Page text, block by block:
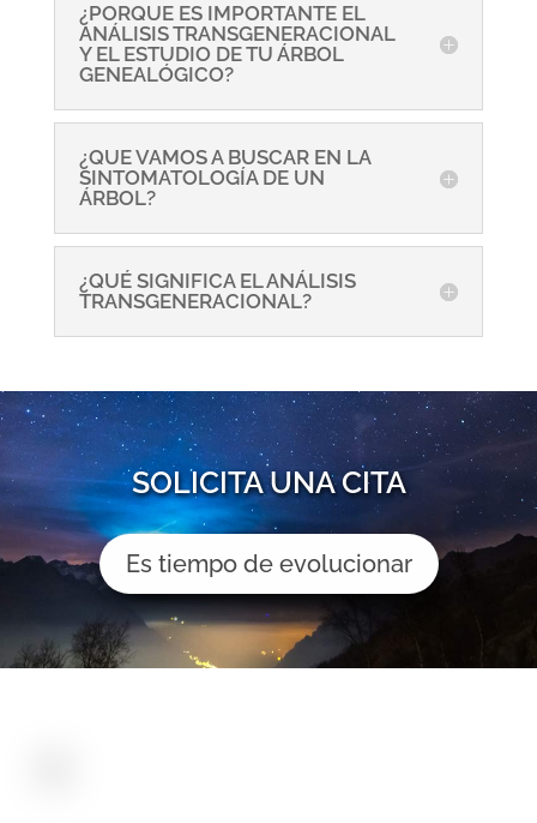
¿PORQUE ES IMPORTANTE EL
ANÁLISIS TRANSGENERACIONAL
Y EL ESTUDIO DE TU ÁRBOL
GENEALÓGICO?
¿QUE VAMOS A BUSCAR EN LA
SINTOMATOLOGÍA DE UN
ÁRBOL?
¿QUÉ SIGNIFICA EL ANÁLISIS
TRANSGENERACIONAL?
SOLICITA UNA CITA
Es tiempo de evolucionar